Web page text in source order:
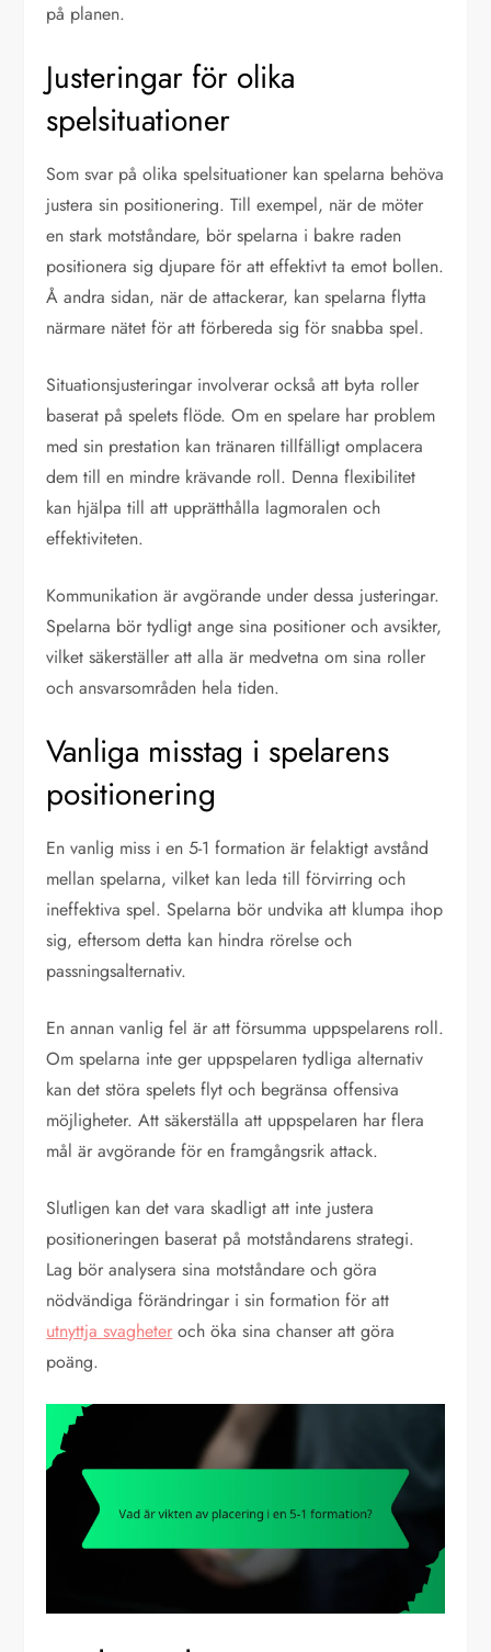
på planen.
Justeringar för olika
spelsituationer
Som svar på olika spelsituationer kan spelarna behöva
justera sin positionering. Till exempel, när de möter
en stark motståndare, bör spelarna i bakre raden
positionera sig djupare för att effektivt ta emot bollen.
Å andra sidan, när de attackerar, kan spelarna flytta
närmare nätet för att förbereda sig för snabba spel.
Situationsjusteringar involverar också att byta roller
baserat på spelets flöde. Om en spelare har problem
med sin prestation kan tränaren tillfälligt omplacera
dem till en mindre krävande roll. Denna flexibilitet
kan hjälpa till att upprätthålla lagmoralen och
effektiviteten.
Kommunikation är avgörande under dessa justeringar.
Spelarna bör tydligt ange sina positioner och avsikter,
vilket säkerställer att alla är medvetna om sina roller
och ansvarsområden hela tiden.
Vanliga misstag i spelarens
positionering
En vanlig miss i en 5-1 formation är felaktigt avstånd
mellan spelarna, vilket kan leda till förvirring och
ineffektiva spel. Spelarna bör undvika att klumpa ihop
sig, eftersom detta kan hindra rörelse och
passningsalternativ.
En annan vanlig fel är att försumma uppspelarens roll.
Om spelarna inte ger uppspelaren tydliga alternativ
kan det störa spelets flyt och begränsa offensiva
möjligheter. Att säkerställa att uppspelaren har flera
mål är avgörande för en framgångsrik attack.
Slutligen kan det vara skadligt att inte justera
positioneringen baserat på motståndarens strategi.
Lag bör analysera sina motståndare och göra
nödvändiga förändringar i sin formation för att
utnyttja svagheter och öka sina chanser att göra
poäng.